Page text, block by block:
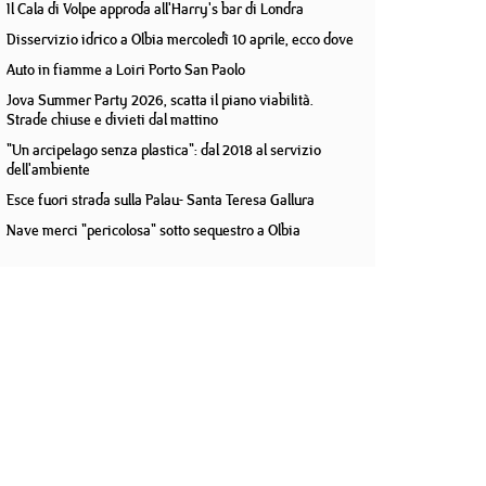
Il Cala di Volpe approda all'Harry's bar di Londra
Disservizio idrico a Olbia mercoledì 10 aprile, ecco dove
Auto in fiamme a Loiri Porto San Paolo
Jova Summer Party 2026, scatta il piano viabilità.
Strade chiuse e divieti dal mattino
"Un arcipelago senza plastica": dal 2018 al servizio
dell'ambiente
Esce fuori strada sulla Palau- Santa Teresa Gallura
Nave merci "pericolosa" sotto sequestro a Olbia